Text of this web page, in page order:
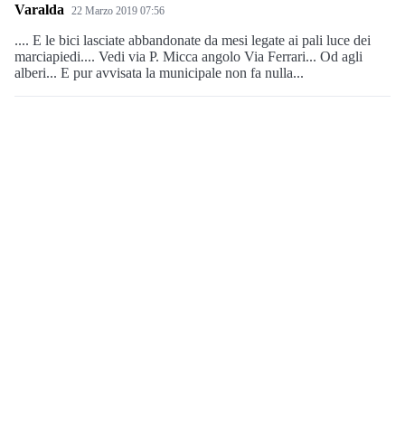
Varalda 22 Marzo 2019 07:56
.... E le bici lasciate abbandonate da mesi legate ai pali luce dei
marciapiedi.... Vedi via P. Micca angolo Via Ferrari... Od agli
alberi... E pur avvisata la municipale non fa nulla...